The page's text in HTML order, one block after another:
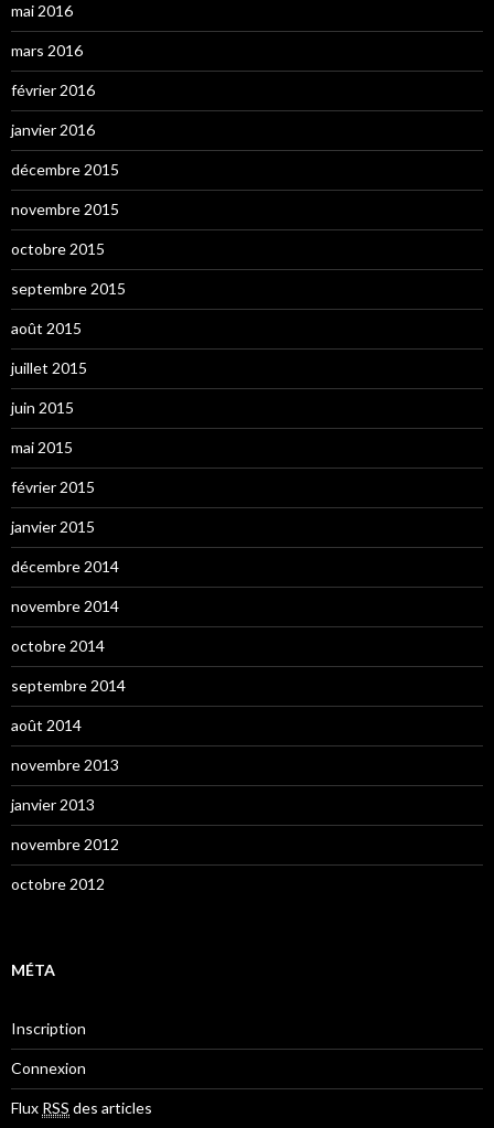
mai 2016
mars 2016
février 2016
janvier 2016
décembre 2015
novembre 2015
octobre 2015
septembre 2015
août 2015
juillet 2015
juin 2015
mai 2015
février 2015
janvier 2015
décembre 2014
novembre 2014
octobre 2014
septembre 2014
août 2014
novembre 2013
janvier 2013
novembre 2012
octobre 2012
MÉTA
Inscription
Connexion
Flux RSS des articles